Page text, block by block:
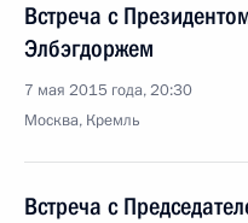
Встреча с
Элбэгдоржем
7 мая 2015 года, 20:30
Москва, Кремль
Встреча с